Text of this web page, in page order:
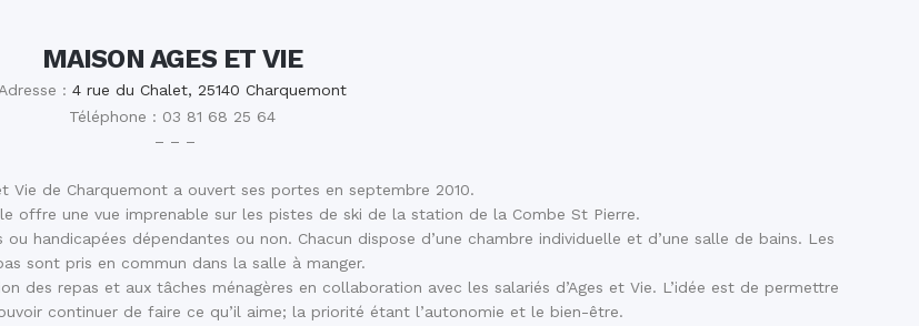
MAISON AGES ET VIE
Adresse : 4 rue du Chalet, 25140 Charquemont
Téléphone : 03 81 68 25 64
– – –
Vie de Charquemont a ouvert ses portes en septembre 2010.
offre une vue imprenable sur les pistes de ski de la station de la Combe St Pierre.
handicapées dépendantes ou non. Chacun dispose d’une chambre individuelle et d’une salle de bains. Les
sont pris en commun dans la salle à manger.
des repas et aux tâches ménagères en collaboration avec les salariés d’Ages et Vie. L’idée est de permettre
continuer de faire ce qu’il aime; la priorité étant l’autonomie et le bien-être.